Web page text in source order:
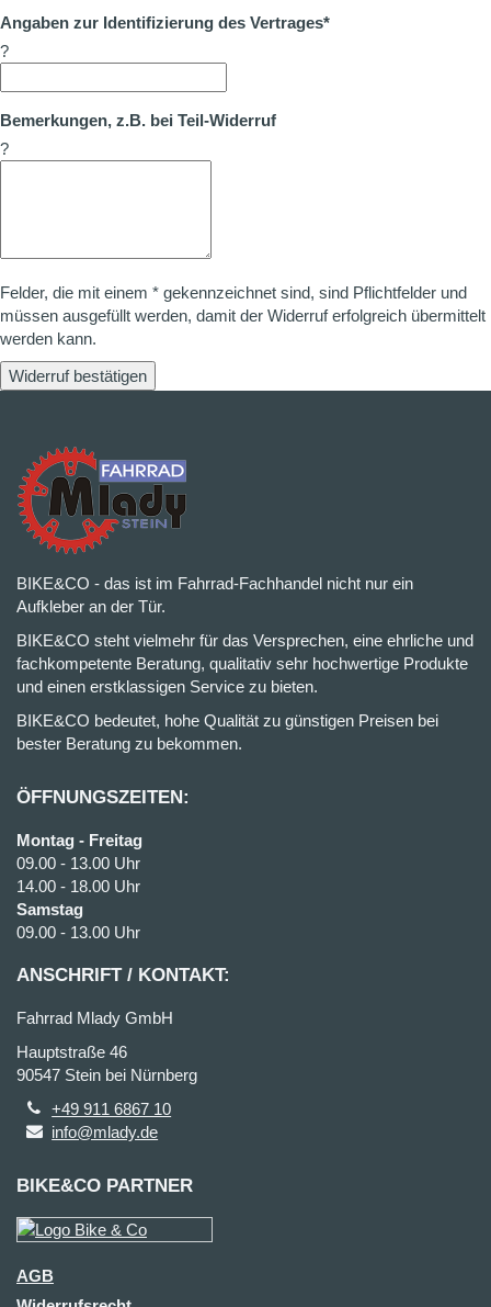
Angaben zur Identifizierung des Vertrages*
?
Bemerkungen, z.B. bei Teil-Widerruf
?
Felder, die mit einem * gekennzeichnet sind, sind Pflichtfelder und
müssen ausgefüllt werden, damit der Widerruf erfolgreich übermittelt
werden kann.
Widerruf bestätigen
BIKE&CO - das ist im Fahrrad-Fachhandel nicht nur ein
Aufkleber an der Tür.
BIKE&CO steht vielmehr für das Versprechen, eine ehrliche und
fachkompetente Beratung, qualitativ sehr hochwertige Produkte
und einen erstklassigen Service zu bieten.
BIKE&CO bedeutet, hohe Qualität zu günstigen Preisen bei
bester Beratung zu bekommen.
ÖFFNUNGSZEITEN:
Montag - Freitag
09.00 - 13.00 Uhr
14.00 - 18.00 Uhr
Samstag
09.00 - 13.00 Uhr
ANSCHRIFT / KONTAKT:
Fahrrad Mlady GmbH
Hauptstraße 46
90547 Stein bei Nürnberg
+49 911 6867 10
info@mlady.de
BIKE&CO PARTNER
AGB